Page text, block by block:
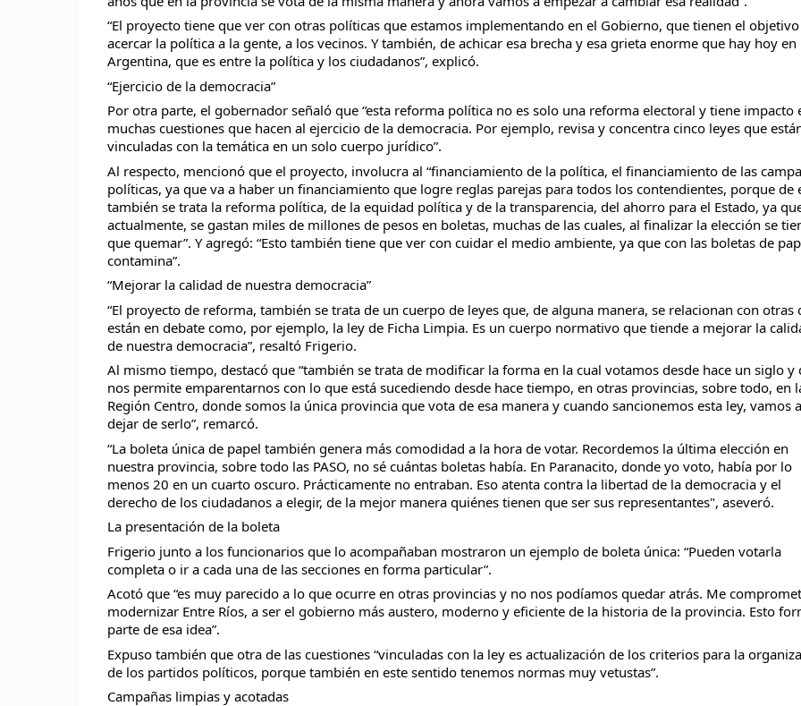
“El proyecto tiene que ver con otras políticas que estamos implementando en el Gobierno, que tienen el
acercar la política a la gente, a los vecinos. Y también, de achicar esa brecha y esa grieta enorme que hay hoy en
Argentina, que es entre la política y los ciudadanos”, explicó.
“Ejercicio de la democracia”
Por otra parte, el gobernador señaló que “esta reforma política no es solo una reforma electoral y tiene impacto
muchas cuestiones que hacen al ejercicio de la democracia. Por ejemplo, revisa y concentra cinco leyes que
vinculadas con la temática en un solo cuerpo jurídico”.
Al respecto, mencionó que el proyecto, involucra al “financiamiento de la política, el financiamiento de las
políticas, ya que va a haber un financiamiento que logre reglas parejas para todos los contendientes, porque de
también se trata la reforma política, de la equidad política y de la transparencia, del ahorro para el Estado, ya
actualmente, se gastan miles de millones de pesos en boletas, muchas de las cuales, al finalizar la elección se
que quemar”. Y agregó: “Esto también tiene que ver con cuidar el medio ambiente, ya que con las boletas de
contamina”.
“Mejorar la calidad de nuestra democracia”
“El proyecto de reforma, también se trata de un cuerpo de leyes que, de alguna manera, se relacionan con otras
están en debate como, por ejemplo, la ley de Ficha Limpia. Es un cuerpo normativo que tiende a mejorar la
de nuestra democracia”, resaltó Frigerio.
Al mismo tiempo, destacó que “también se trata de modificar la forma en la cual votamos desde hace un siglo y
nos permite emparentarnos con lo que está sucediendo desde hace tiempo, en otras provincias, sobre todo, en
Región Centro, donde somos la única provincia que vota de esa manera y cuando sancionemos esta ley, vamos a
dejar de serlo”, remarcó.
“La boleta única de papel también genera más comodidad a la hora de votar. Recordemos la última elección en
nuestra provincia, sobre todo las PASO, no sé cuántas boletas había. En Paranacito, donde yo voto, había por lo
menos 20 en un cuarto oscuro. Prácticamente no entraban. Eso atenta contra la libertad de la democracia y el
derecho de los ciudadanos a elegir, de la mejor manera quiénes tienen que ser sus representantes", aseveró.
La presentación de la boleta
Frigerio junto a los funcionarios que lo acompañaban mostraron un ejemplo de boleta única: “Pueden votarla
completa o ir a cada una de las secciones en forma particular”.
Acotó que “es muy parecido a lo que ocurre en otras provincias y no nos podíamos quedar atrás. Me
modernizar Entre Ríos, a ser el gobierno más austero, moderno y eficiente de la historia de la provincia. Esto
parte de esa idea”.
Expuso también que otra de las cuestiones “vinculadas con la ley es actualización de los criterios para la
de los partidos políticos, porque también en este sentido tenemos normas muy vetustas”.
Campañas limpias y acotadas